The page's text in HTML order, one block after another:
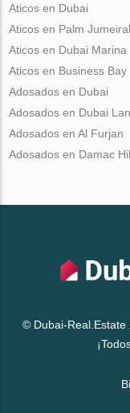
Aticos en Dubai
Aticos en Palm
Aticos en Dubai Marina
Aticos en Business Bay
Adosados en Dubai
Adosados en Dubai
Adosados en Al Furjan
Adosados en Damac
© Dubai-Real.Estate